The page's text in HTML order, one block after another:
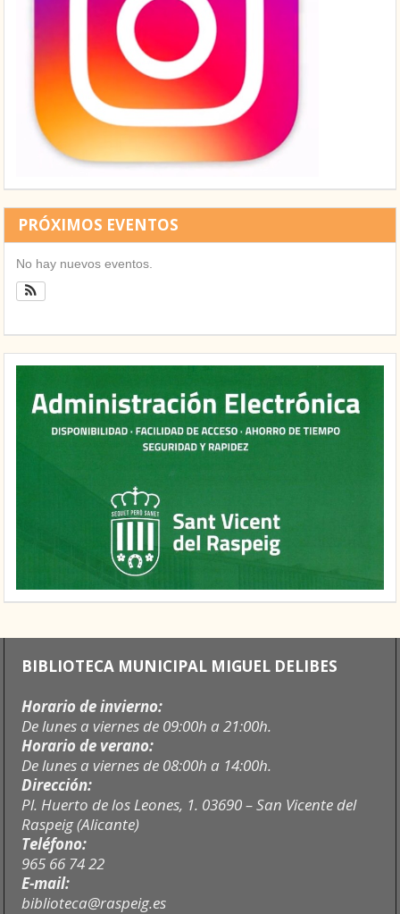
PRÓXIMOS EVENTOS
No hay nuevos eventos.
BIBLIOTECA MUNICIPAL MIGUEL DELIBES
Horario de invierno:
De lunes a viernes de 09:00h a 21:00h.
Horario de verano:
De lunes a viernes de 08:00h a 14:00h.
Dirección:
Pl. Huerto de los Leones, 1. 03690 – San Vicente del
Raspeig (Alicante)
Teléfono:
965 66 74 22
E-mail:
biblioteca@raspeig.es